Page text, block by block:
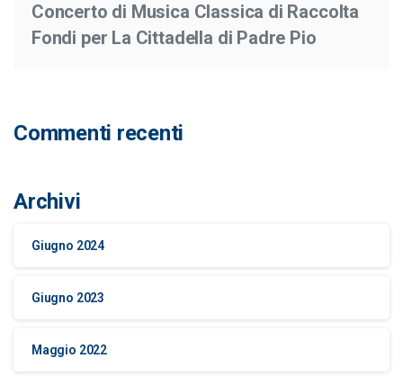
Concerto di Musica Classica di Raccolta
Fondi per La Cittadella di Padre Pio
Commenti recenti
Archivi
Giugno 2024
Giugno 2023
Maggio 2022